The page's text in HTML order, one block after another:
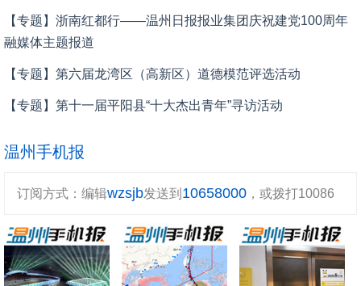
【专题】浙南红都行——温州日报报业集团庆祝建党100周年
融媒体主题报道
【专题】第六届龙湾区（高新区）道德模范评选活动
【专题】第十一届平阳县“十大杰出青年”寻访活动
温州手机报
订阅方式：编辑wzsjb发送到 10658000 ，或拨打10086